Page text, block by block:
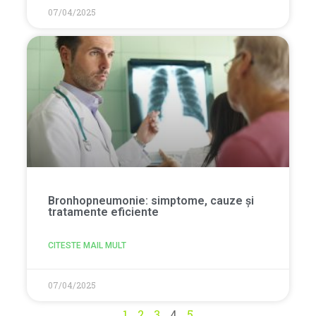
07/04/2025
Bronhopneumonie: simptome, cauze și
tratamente eficiente
CITESTE MAIL MULT
07/04/2025